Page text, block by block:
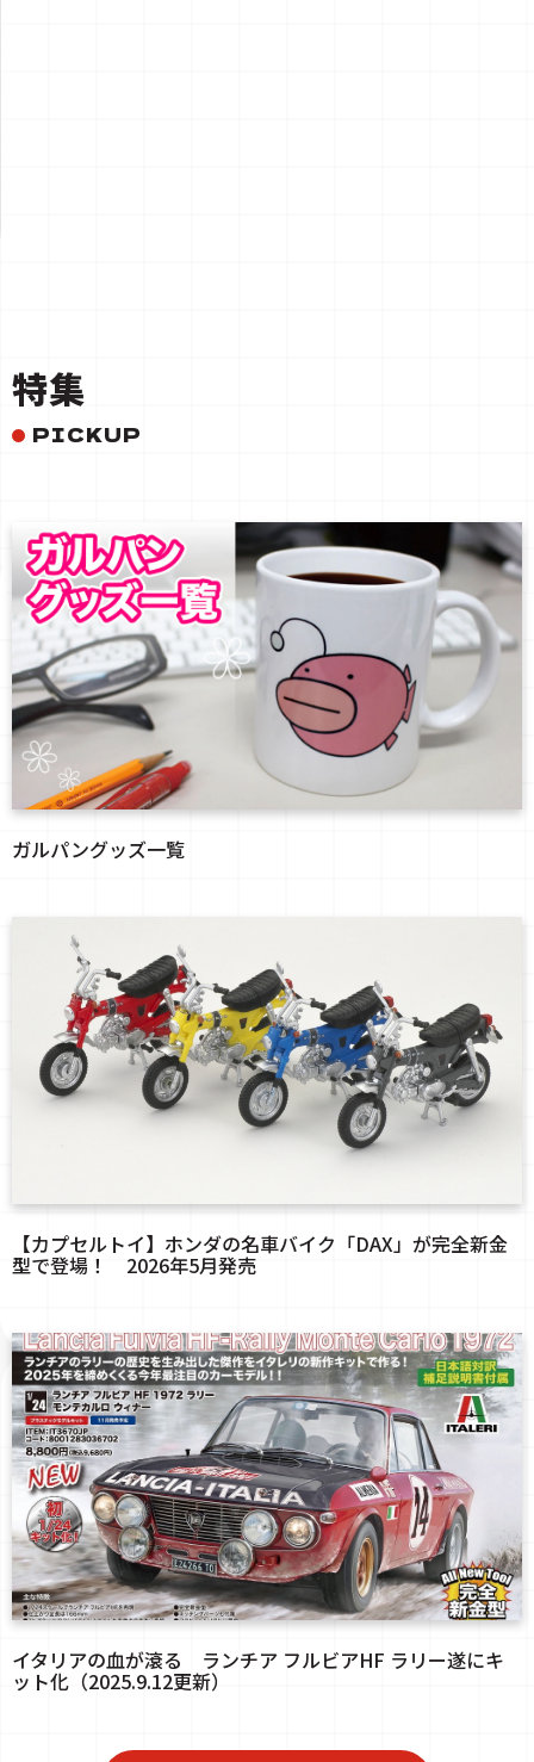
特集
PICKUP
ガルパングッズ一覧
【カプセルトイ】ホンダの名車バイク「DAX」が完全新金
型で登場！ 2026年5月発売
イタリアの血が滾る ランチア フルビアHF ラリー遂にキ
ット化（2025.9.12更新）